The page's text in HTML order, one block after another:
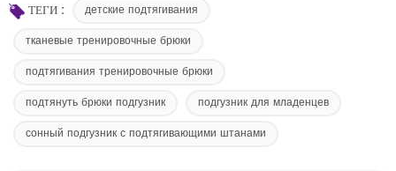
ТЕГИ :
детские подтягивания
тканевые тренировочные брюки
подтягивания тренировочные брюки
подтянуть брюки подгузник
подгузник для младенцев
сонный подгузник с подтягивающими штанами